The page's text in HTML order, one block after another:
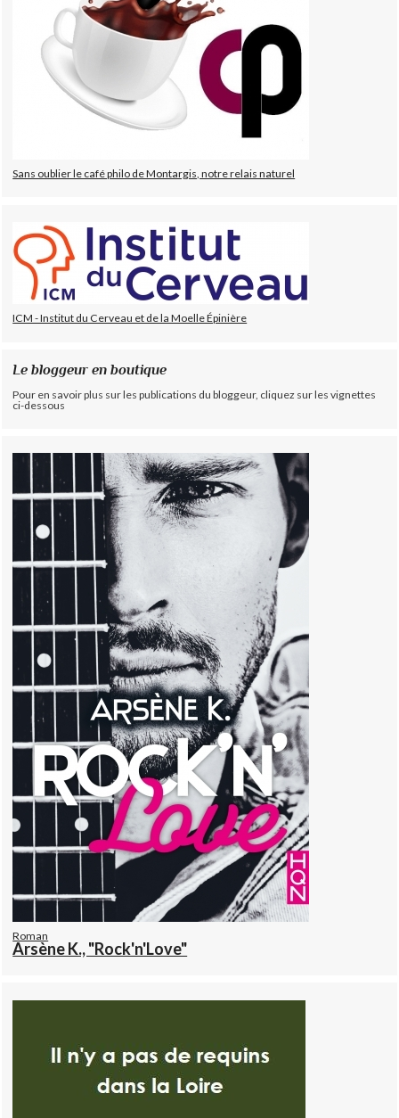
Sans oublier le café philo de Montargis, notre relais naturel
ICM - Institut du Cerveau et de la Moelle Épinière
Le bloggeur en boutique
Pour en savoir plus sur les publications du bloggeur, cliquez sur les vignettes
ci-dessous
Roman
Arsène K., "Rock'n'Love"